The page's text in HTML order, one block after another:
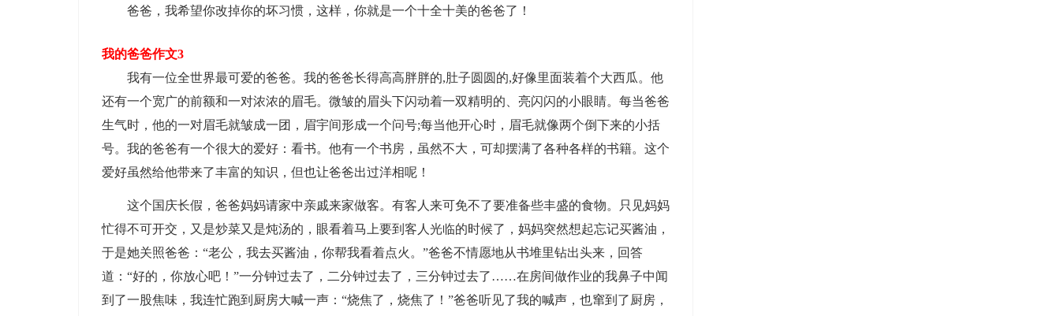
爸爸，我希望你改掉你的坏习惯，这样，你就是一个十全十美的爸爸了！
我的爸爸作文3
我有一位全世界最可爱的爸爸。我的爸爸长得高高胖胖的,肚子圆圆的,好像里面装着个大西瓜。他
还有一个宽广的前额和一对浓浓的眉毛。微皱的眉头下闪动着一双精明的、亮闪闪的小眼睛。每当爸爸
生气时，他的一对眉毛就皱成一团，眉宇间形成一个问号;每当他开心时，眉毛就像两个倒下来的小括
号。我的爸爸有一个很大的爱好：看书。他有一个书房，虽然不大，可却摆满了各种各样的书籍。这个
爱好虽然给他带来了丰富的知识，但也让爸爸出过洋相呢！
这个国庆长假，爸爸妈妈请家中亲戚来家做客。有客人来可免不了要准备些丰盛的食物。只见妈妈
忙得不可开交，又是炒菜又是炖汤的，眼看着马上要到客人光临的时候了，妈妈突然想起忘记买酱油，
于是她关照爸爸：“老公，我去买酱油，你帮我看着点火。”爸爸不情愿地从书堆里钻出头来，回答
道：“好的，你放心吧！”一分钟过去了，二分钟过去了，三分钟过去了……在房间做作业的我鼻子中闻
到了一股焦味，我连忙跑到厨房大喊一声：“烧焦了，烧焦了！”爸爸听见了我的喊声，也窜到了厨房，